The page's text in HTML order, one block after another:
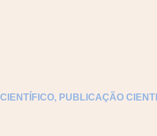
, PUBLICAÇÃO